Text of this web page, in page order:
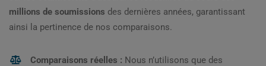
millions de soumissions des dernières années, garantissant
ainsi la pertinence de nos comparaisons.
Comparaisons réelles : Nous n’utilisons que des